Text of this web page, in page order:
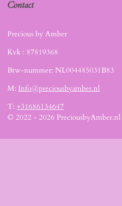
Precious by Amber
Kvk : 87819368
Btw-nummer: NL004485031B83
M: Info@preciousbyamber.nl
T: +31686134647
© 2022 - 2026 PreciousbyAmber.nl